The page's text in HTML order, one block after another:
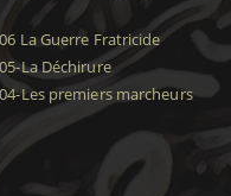
La Guerre Fratricide
La Déchirure
Les premiers marcheurs